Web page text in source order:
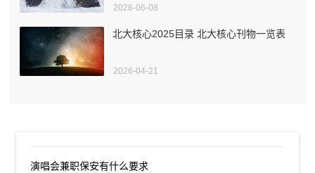
2026-06-08
北大核心2025目录 北大核心刊物一览表
2026-04-21
演唱会兼职保安有什么要求